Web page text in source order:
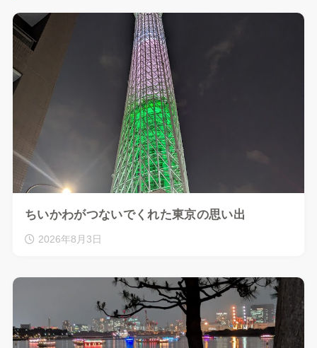
ちいかわがつないでくれた東京の思い出
2026年8月3日